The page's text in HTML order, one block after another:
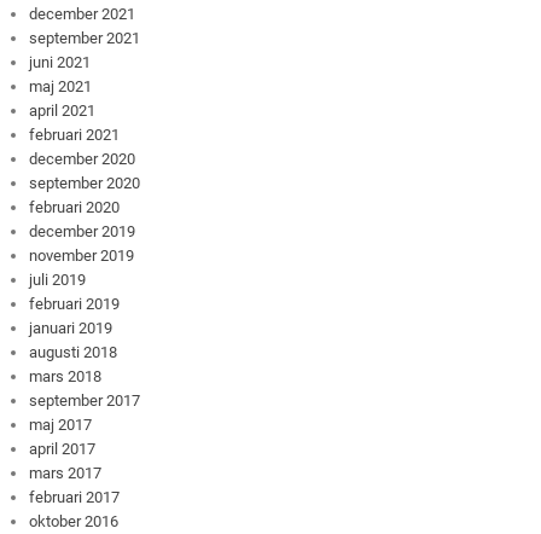
december 2021
september 2021
juni 2021
maj 2021
april 2021
februari 2021
december 2020
september 2020
februari 2020
december 2019
november 2019
juli 2019
februari 2019
januari 2019
augusti 2018
mars 2018
september 2017
maj 2017
april 2017
mars 2017
februari 2017
oktober 2016